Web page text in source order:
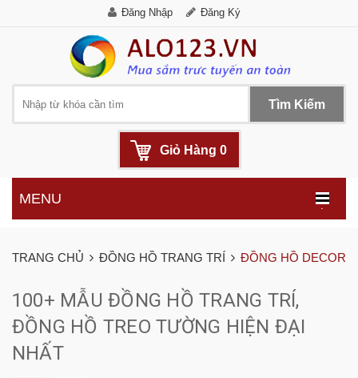
Đăng Nhập Đăng Ký
Tìm Kiếm
Giỏ Hàng 0
.
MENU
TRANG CHỦ ĐỒNG HỒ TRANG TRÍ ĐỒNG HỒ DECOR
100+ MẪU ĐỒNG HỒ TRANG TRÍ,
ĐỒNG HỒ TREO TƯỜNG HIỆN ĐẠI
NHẤT